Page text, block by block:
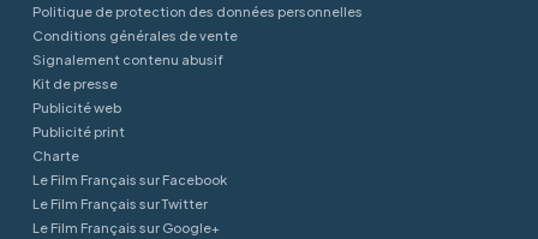
Politique de protection des données personnelles
Conditions générales de vente
Signalement contenu abusif
Kit de presse
Publicité web
Publicité print
Charte
Le Film Français sur Facebook
Le Film Français sur Twitter
Le Film Français sur Google+